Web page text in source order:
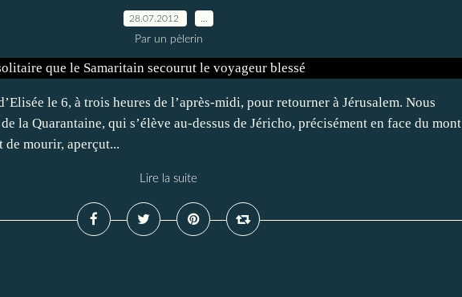
28.07.2012
Par un pèlerin
le 6, à trois heures de l’après-midi, pour retourner à Jérusalem. Nous
la Quarantaine, qui s’élève au-dessus de Jéricho, précisément en face du mont
de mourir, aperçut...
Lire la suite